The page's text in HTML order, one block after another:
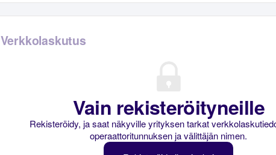
Verkkolaskutus
Vain rekisteröityneille
Rekisteröidy, ja saat näkyville yrityksen tarkat
operaattoritunnuksen ja välittäjän nimen.